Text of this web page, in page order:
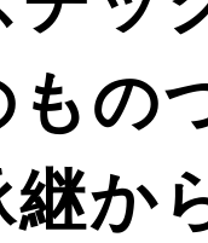
の
か